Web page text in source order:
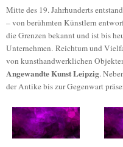
Mitte des 19. Jahrhunderts
– von berühmten Künstlern
die Grenzen bekannt und ist bis
Unternehmen. Reichtum und
von kunsthandwerklichen
Angewandte Kunst Leipzig.
der Antike bis zur Gegenwart